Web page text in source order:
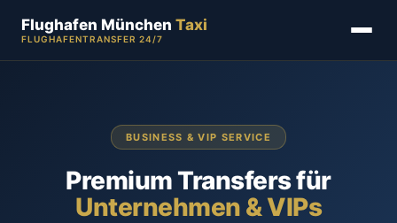
Flughafen München Taxi
FLUGHAFENTRANSFER 24/7
BUSINESS & VIP SERVICE
Premium Transfers für
Unternehmen & VIPs